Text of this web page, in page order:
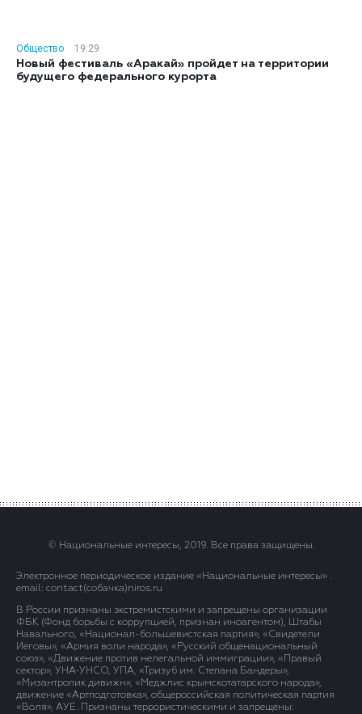
Общество
19:29
Новый фестиваль «Аракай» пройдет на территории
будущего федерального курорта
© Национальные интересы, 2019. Все права защищены.
Электронное периодическое издание «Национальные интересы» .
email: contact(сoбaчка)niros.ru
В России признаны экстремистскими и запрещены организации
ФБК (Фонд борьбы с коррупцией, признан иноагентом), Штабы
Навального, «Национал-большевистская партия», «Свидетели
Иеговы», «Армия воли народа», «Русский общенациональный
союз», «Движение против нелегальной иммиграции», «Правый
сектор», УНА-УНСО, УПА, «Тризуб им. Степана Бандеры»,
«Мизантропик дивижн», «Меджлис крымскотатарского народа»,
движение «Артподготовка», общероссийская политическая партия
«Воля», АУЕ. Признаны террористическими и запрещены: